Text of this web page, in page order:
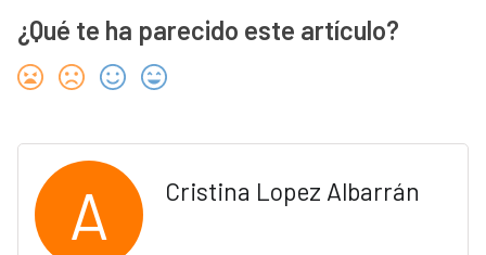
¿Qué te ha parecido este artículo?
A Cristina Lopez Albarrán